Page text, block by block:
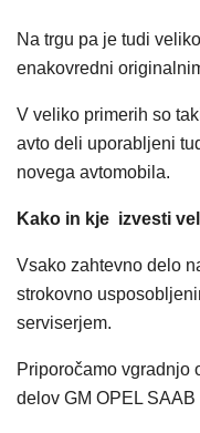
Na trgu pa je tudi
enakovredni
V veliko primerih so
avto deli uporabljeni
novega avtomobila.
Kako in kje izvesti
Vsako zahtevno delo
strokovno
serviserjem.
Priporočamo vgradnjo
delov GM OPEL SAAB